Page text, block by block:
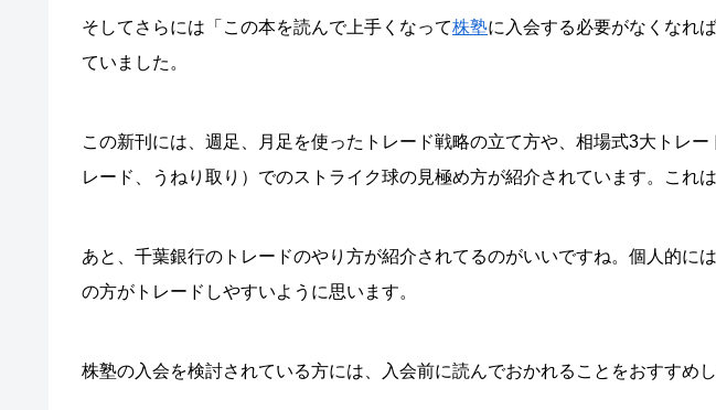
そしてさらには「この本を読んで上手くなって株塾に入会する必要がなくなれ
ていました。
この新刊には、週足、月足を使ったトレード戦略の立て方や、相場式3大トレー
レード、うねり取り）でのストライク球の見極め方が紹介されています。これ
あと、千葉銀行のトレードのやり方が紹介されてるのがいいですね。個人的に
の方がトレードしやすいように思います。
株塾の入会を検討されている方には、入会前に読んでおかれることをおすすめし